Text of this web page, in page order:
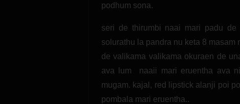
podhum sona.
seri de thirumbi naai mari padu
solurathu la pandra nu keta 8
de valikama valikama okuraen de
ava lum naaii mari eruentha ava
mugam. kajal, red lipstick alanji poi
pombala mari eruentha..